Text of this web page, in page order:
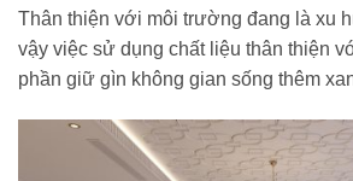
Thân thiện với môi trường đang là xu
vậy việc sử dụng chất liệu thân thiện
phần giữ gìn không gian sống thêm